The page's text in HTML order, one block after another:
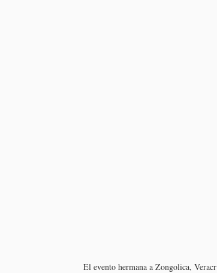
El evento hermana a Zongolica,